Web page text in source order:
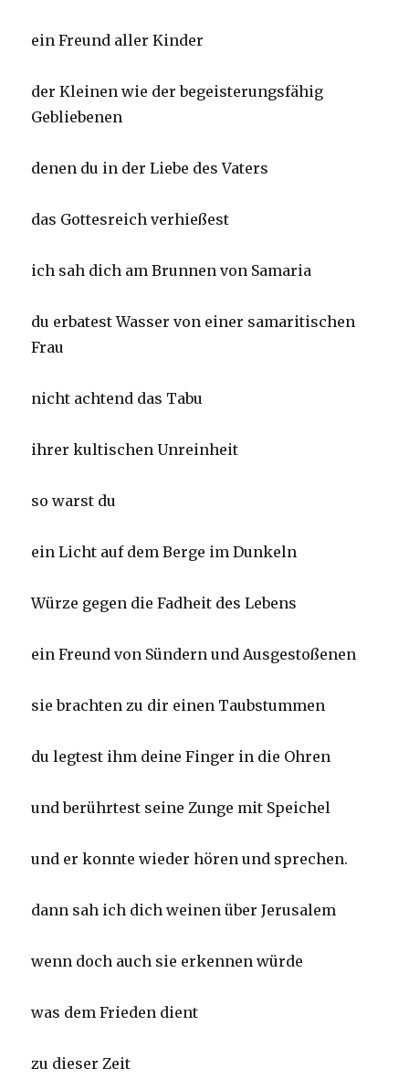
ein Freund aller Kinder
der Kleinen wie der begeisterungsfähig
Gebliebenen
denen du in der Liebe des Vaters
das Gottesreich verhießest
ich sah dich am Brunnen von Samaria
du erbatest Wasser von einer samaritischen
Frau
nicht achtend das Tabu
ihrer kultischen Unreinheit
so warst du
ein Licht auf dem Berge im Dunkeln
Würze gegen die Fadheit des Lebens
ein Freund von Sündern und Ausgestoßenen
sie brachten zu dir einen Taubstummen
du legtest ihm deine Finger in die Ohren
und berührtest seine Zunge mit Speichel
und er konnte wieder hören und sprechen.
dann sah ich dich weinen über Jerusalem
wenn doch auch sie erkennen würde
was dem Frieden dient
zu dieser Zeit